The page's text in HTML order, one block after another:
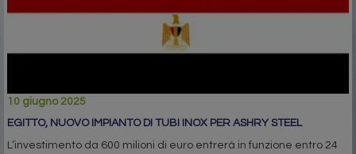
10 giugno 2025
EGITTO, NUOVO IMPIANTO DI TUBI INOX PER ASHRY STEEL
L’investimento da 600 milioni di euro entrerà in funzione entro 24